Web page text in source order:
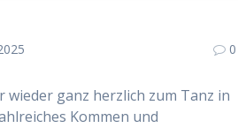
0
wieder ganz herzlich zum Tanz in
Kommen und